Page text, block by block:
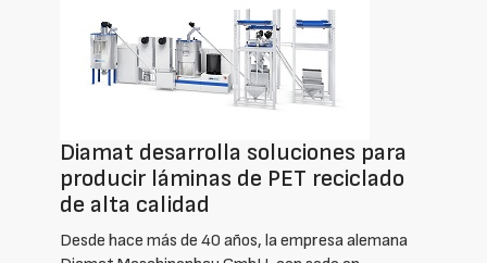
Diamat desarrolla soluciones para
producir láminas de PET reciclado
de alta calidad
Desde hace más de 40 años, la empresa alemana